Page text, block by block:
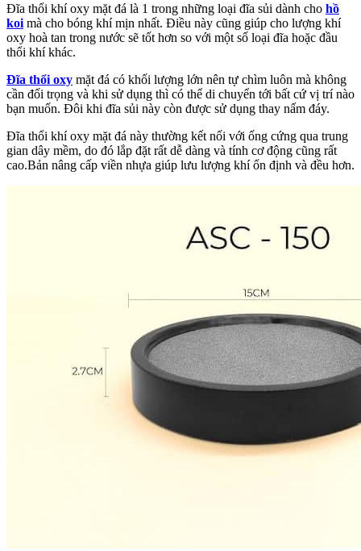
Đĩa thổi khí oxy mặt đá là 1 trong những loại đĩa sủi dành cho hồ
koi mà cho bóng khí mịn nhất. Điều này cũng giúp cho lượng khí
oxy hoà tan trong nước sẽ tốt hơn so với một số loại đĩa hoặc đầu
thổi khí khác.
Đĩa thổi oxy mặt đá có khối lượng lớn nên tự chìm luôn mà không
cần đối trọng và khi sử dụng thì có thể di chuyển tới bất cứ vị trí nào
bạn muốn. Đôi khi đĩa sủi này còn được sử dụng thay nấm đáy.
Đĩa thổi khí oxy mặt đá này thường kết nối với ống cứng qua trung
gian dây mềm, do đó lắp đặt rất dễ dàng và tính cơ động cũng rất
cao.Bản nâng cấp viền nhựa giúp lưu lượng khí ổn định và đều hơn.